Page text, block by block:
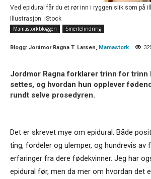
Ved epidural får du et rør inn i ryggen slik som på
Illustrasjon: iStock
Mamastorkbloggen
Smertelindring
Blogg: Jordmor Ragna T. Larsen, Mamastork
Jordmor Ragna forklarer trinn for trinn
settes, og hvordan hun opplever
rundt selve prosedyren.
Det er skrevet mye om epidural. Både
ting, fordeler og ulemper, og hundrevis av
erfaringer fra dere fødekvinner. Jeg har
epidural før, men da mer om hvordan det